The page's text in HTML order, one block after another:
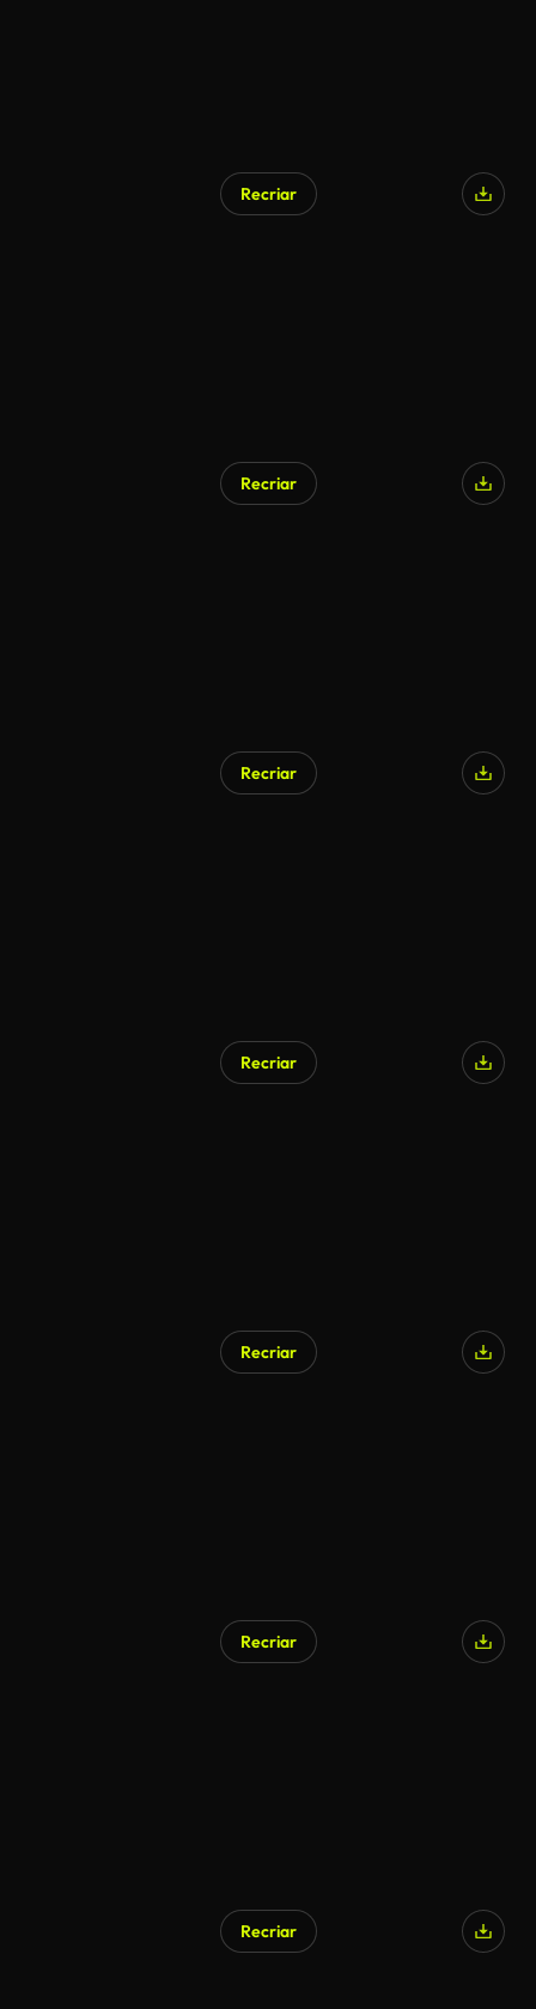
Recriar
Recriar
Recriar
Recriar
Recriar
Recriar
Recriar